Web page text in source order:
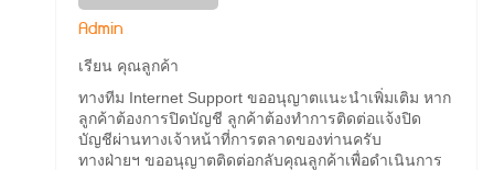
Admin
เรียน คุณลูกค้า
ทางทีม Internet Support ขออนุญาตแนะนำเพิ่มเติม หาก
ลูกค้าต้องการปิดบัญชี ลูกค้าต้องทำการติดต่อแจ้งปิด
บัญชีผ่านทางเจ้าหน้าที่การตลาดของท่านครับ
ทางฝ่ายฯ ขออนุญาตติดต่อกลับคุณลูกค้าเพื่อดำเนินการ